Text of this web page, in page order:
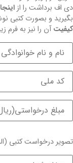
دی اف برداشت را ازاینجا
بگیرید و بصورت کتبی
کیفیتآن را نیز به فرم
تصویر درخواست کتبی